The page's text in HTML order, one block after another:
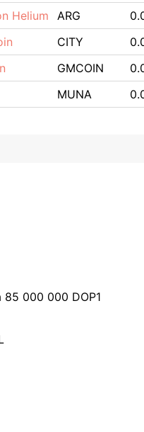
Helium ARG
CITY
GMCOIN
MUNA
85 000 000 DOP1